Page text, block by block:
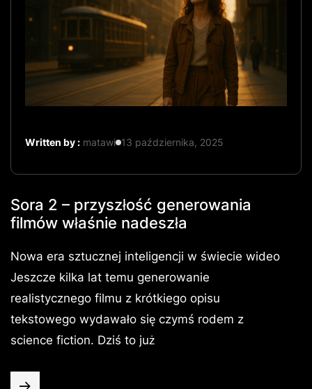
Written by : matawi 13 października, 2025
Sora 2 – przyszłość generowania
filmów właśnie nadeszła
Nowa era sztucznej inteligencji w świecie wideo
Jeszcze kilka lat temu generowanie
realistycznego filmu z krótkiego opisu
tekstowego wydawało się czymś rodem z
science fiction. Dziś to już